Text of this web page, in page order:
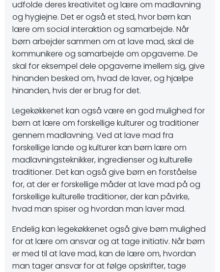
udfolde deres kreativitet og lære om madlavning
og hygiejne. Det er også et sted, hvor børn kan
lære om social interaktion og samarbejde. Når
børn arbejder sammen om at lave mad, skal de
kommunikere og samarbejde om opgaverne. De
skal for eksempel dele opgaverne imellem sig, give
hinanden besked om, hvad de laver, og hjælpe
hinanden, hvis der er brug for det.
Legekøkkenet kan også være en god mulighed for
børn at lære om forskellige kulturer og traditioner
gennem madlavning. Ved at lave mad fra
forskellige lande og kulturer kan børn lære om
madlavningsteknikker, ingredienser og kulturelle
traditioner. Det kan også give børn en forståelse
for, at der er forskellige måder at lave mad på og
forskellige kulturelle traditioner, der kan påvirke,
hvad man spiser og hvordan man laver mad.
Endelig kan legekøkkenet også give børn mulighed
for at lære om ansvar og at tage initiativ. Når børn
er med til at lave mad, kan de lære om, hvordan
man tager ansvar for at følge opskrifter, tage